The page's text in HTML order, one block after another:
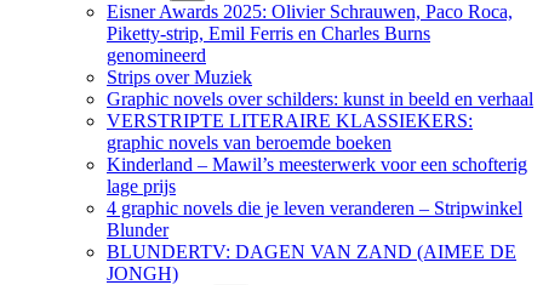
Eisner Awards 2025: Olivier Schrauwen, Paco Roca,
Piketty-strip, Emil Ferris en Charles Burns
genomineerd
Strips over Muziek
Graphic novels over schilders: kunst in beeld en verhaal
VERSTRIPTE LITERAIRE KLASSIEKERS:
graphic novels van beroemde boeken
Kinderland – Mawil’s meesterwerk voor een schofterig
lage prijs
4 graphic novels die je leven veranderen – Stripwinkel
Blunder
BLUNDERTV: DAGEN VAN ZAND (AIMEE DE
JONGH)